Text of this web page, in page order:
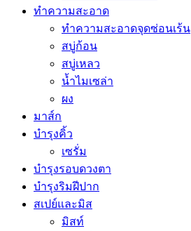
ทำความสะอาด
ทำความสะอาดจุดซ่อนเร้น
สบู่ก้อน
สบู่เหลว
น้ำไมเซล่า
ผง
มาส์ก
บำรุงคิ้ว
เซรั่ม
บำรุงรอบดวงตา
บำรุงริมฝีปาก
สเปย์และมิส
มิสท์